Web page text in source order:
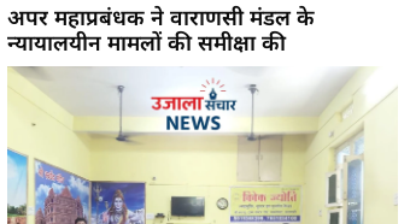
अपर महाप्रबंधक ने वाराणसी मंडल के
न्यायालयीन मामलों की समीक्षा की